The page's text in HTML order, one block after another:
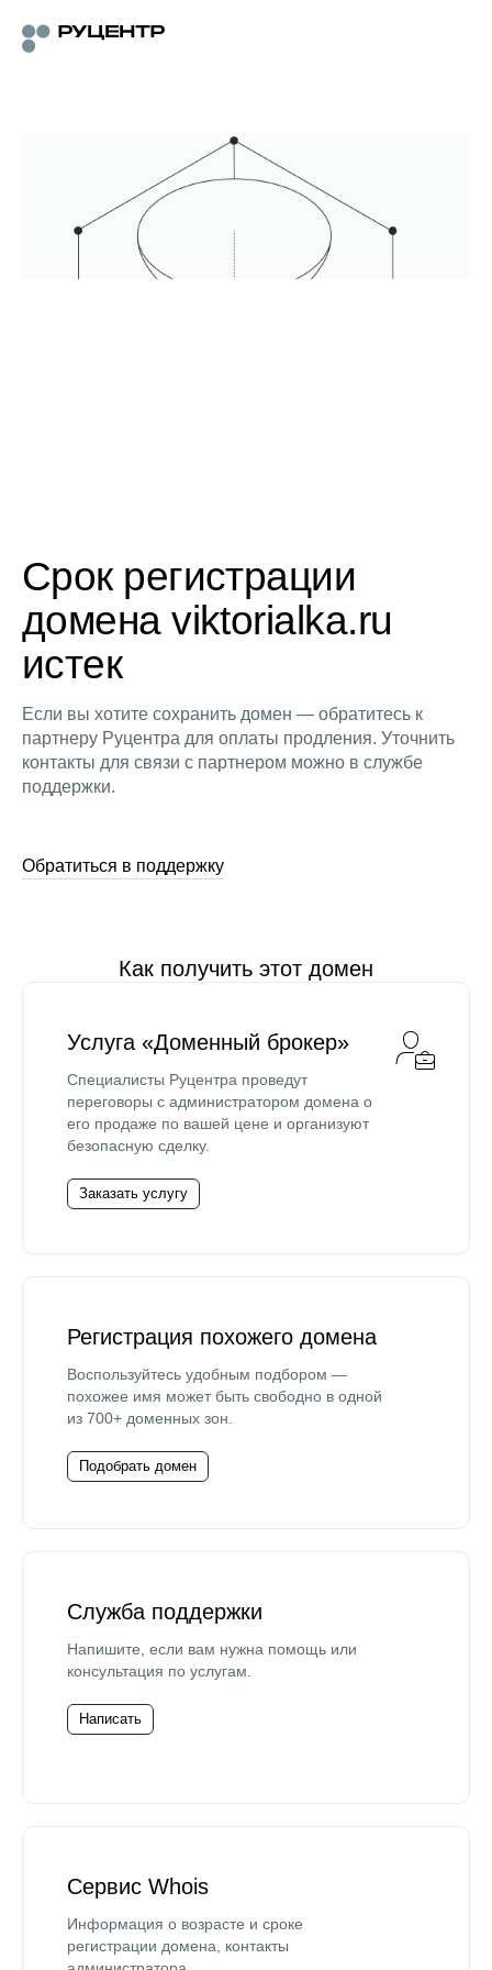
Срок регистрации
домена viktorialka.ru
истек
Если вы хотите сохранить домен — обратитесь к
партнеру Руцентра для оплаты продления. Уточнить
контакты для связи с партнером можно в службе
поддержки.
Обратиться в поддержку
Как получить этот домен
Услуга «Доменный брокер»
Специалисты Руцентра проведут
переговоры с администратором домена о
его продаже по вашей цене и организуют
безопасную сделку.
Заказать услугу
Регистрация похожего домена
Воспользуйтесь удобным подбором —
похожее имя может быть свободно в одной
из 700+ доменных зон.
Подобрать домен
Служба поддержки
Напишите, если вам нужна помощь или
консультация по услугам.
Написать
Сервис Whois
Информация о возрасте и сроке
регистрации домена, контакты